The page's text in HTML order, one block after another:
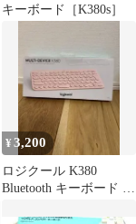
キーボード［K380s］
¥3,200
ロジクール K380
Bluetooth キーボード 新